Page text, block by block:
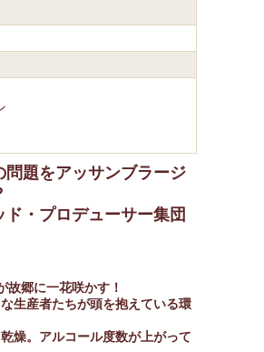
問題をアッサンブラージ
ド・プロデューサー集団
故郷に一花咲かす！
生産者たちが頭を抱えている環
燥。アルコール度数が上がって